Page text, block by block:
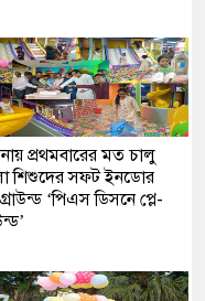
প্রথমবারের মত চালু
শিশুদের সফট ইনডোর
‘পিএস ডিসনে প্লে-